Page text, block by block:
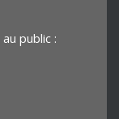
public :